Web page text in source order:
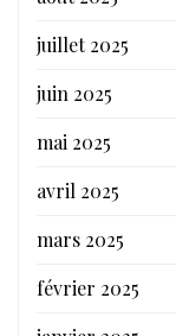
juillet 2025
juin 2025
mai 2025
avril 2025
mars 2025
février 2025